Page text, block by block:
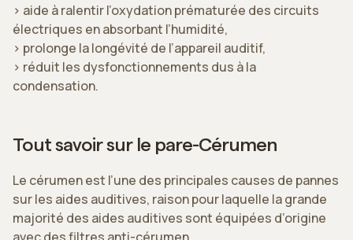
> aide à ralentir l’oxydation prématurée des circuits
électriques en absorbant l’humidité,
> prolonge la longévité de l’appareil auditif,
> réduit les dysfonctionnements dus à la
condensation.
Tout savoir sur le pare-Cérumen
Le cérumen est l’une des principales causes de pannes
sur les aides auditives, raison pour laquelle la grande
majorité des aides auditives sont équipées d’origine